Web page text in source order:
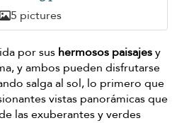
5 pictures
por sus hermosos paisajesy
y ambos pueden disfrutarse
salga al sol, lo primero que
vistas panorámicas que
las exuberantes y verdes